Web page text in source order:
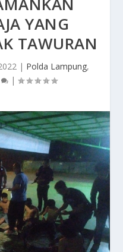
YANG
TAWURAN
| Polda Lampung,
|